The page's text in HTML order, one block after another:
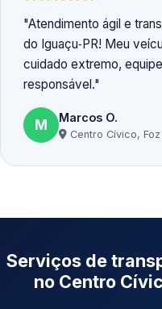
Atendimento ágil e
do Iguaçu‑PR! Meu
cuidado extremo,
responsável.
M Marcos O.
Centro Cívico, Foz
Serviços de
no Centro